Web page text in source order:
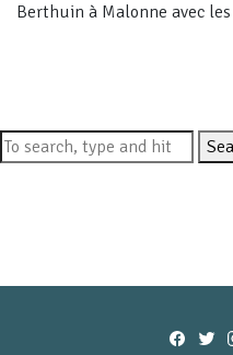
Berthuin à Malonne avec